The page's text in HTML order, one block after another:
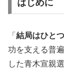
はじめに
「 結局はひと
功を支える普
した青木宣親